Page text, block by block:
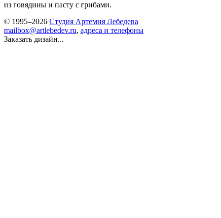
из говядины и пасту с грибами.
© 1995–2026 Студия Артемия Лебедева
mailbox@artlebedev.ru, адреса и телефоны
Заказать дизайн...